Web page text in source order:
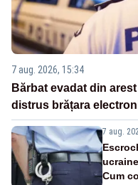
7 aug. 2026, 15:34
Bărbat evadat din
distrus brățara
7 aug.
Cum